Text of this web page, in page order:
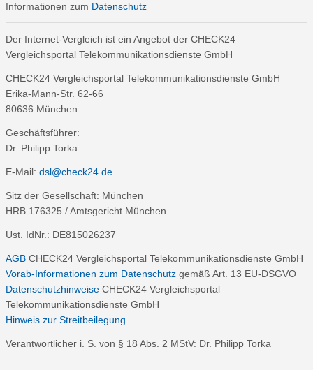
Informationen zum Datenschutz
Der Internet-Vergleich ist ein Angebot der CHECK24
Vergleichsportal Telekommunikationsdienste GmbH
CHECK24 Vergleichsportal Telekommunikationsdienste GmbH
Erika-Mann-Str. 62-66
80636 München
Geschäftsführer:
Dr. Philipp Torka
E-Mail: dsl@check24.de
Sitz der Gesellschaft: München
HRB 176325 / Amtsgericht München
Ust. IdNr.: DE815026237
AGB CHECK24 Vergleichsportal Telekommunikationsdienste GmbH
Vorab-Informationen zum Datenschutz gemäß Art. 13 EU-DSGVO
Datenschutzhinweise CHECK24 Vergleichsportal
Telekommunikationsdienste GmbH
Hinweis zur Streitbeilegung
Verantwortlicher i. S. von § 18 Abs. 2 MStV: Dr. Philipp Torka